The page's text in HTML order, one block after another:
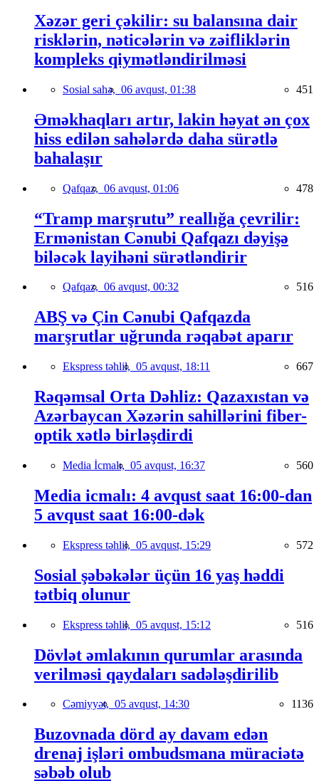
Xəzər geri çəkilir: su balansına dair
risklərin, nəticələrin və zəifliklərin
kompleks qiymətləndirilməsi
Sosial sahə, 06 avqust, 01:38 451
Əməkhaqları artır, lakin həyat ən çox
hiss edilən sahələrdə daha sürətlə
bahalaşır
Qafqaz, 06 avqust, 01:06 478
“Tramp marşrutu” reallığa çevrilir:
Ermənistan Cənubi Qafqazı dəyişə
biləcək layihəni sürətləndirir
Qafqaz, 06 avqust, 00:32 516
ABŞ və Çin Cənubi Qafqazda
marşrutlar uğrunda rəqabət aparır
Ekspress təhlil, 05 avqust, 18:11 667
Rəqəmsal Orta Dəhliz: Qazaxıstan və
Azərbaycan Xəzərin sahillərini fiber-
optik xətlə birləşdirdi
Media İcmalı, 05 avqust, 16:37 560
Media icmalı: 4 avqust saat 16:00-dan
5 avqust saat 16:00-dək
Ekspress təhlil, 05 avqust, 15:29 572
Sosial şəbəkələr üçün 16 yaş həddi
tətbiq olunur
Ekspress təhlil, 05 avqust, 15:12 516
Dövlət əmlakının qurumlar arasında
verilməsi qaydaları sadələşdirilib
Cəmiyyət, 05 avqust, 14:30 1136
Buzovnada dörd ay davam edən
drenaj işləri ombudsmana müraciətə
səbəb olub